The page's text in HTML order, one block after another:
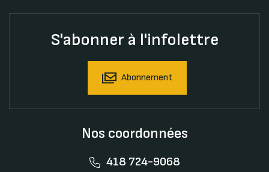
S'abonner à l'infolettre
Abonnement
Nos coordonnées
418 724-9068